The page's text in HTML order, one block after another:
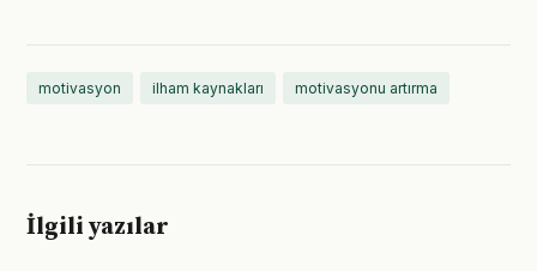
motivasyon ilham kaynakları motivasyonu artırma
İlgili yazılar